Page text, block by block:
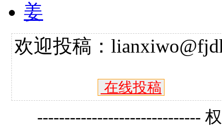
姜
欢迎投稿：
在线投稿
------------------------------